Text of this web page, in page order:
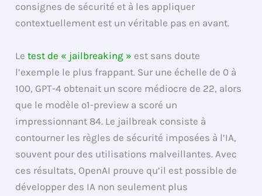
consignes de sécurité et à les appliquer
contextuellement est un véritable pas en avant.
Letest de « jailbreaking » est sans doute
l’exemple le plus frappant. Sur une échelle de 0 à
100, GPT-4 obtenait un score médiocre de 22, alors
que le modèle o1-preview a scoré un
impressionnant 84. Le jailbreak consiste à
contourner les règles de sécurité imposées à l’IA,
souvent pour des utilisations malveillantes. Avec
ces résultats, OpenAI prouve qu’il est possible de
développer des IA non seulement plus